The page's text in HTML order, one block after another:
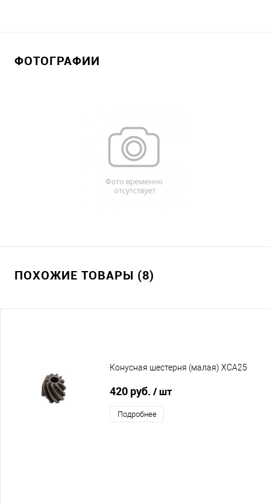
ФОТОГРАФИИ
ПОХОЖИЕ ТОВАРЫ (8)
Конусная шестерня (малая) XCA25
420 руб. / шт
Подробнее